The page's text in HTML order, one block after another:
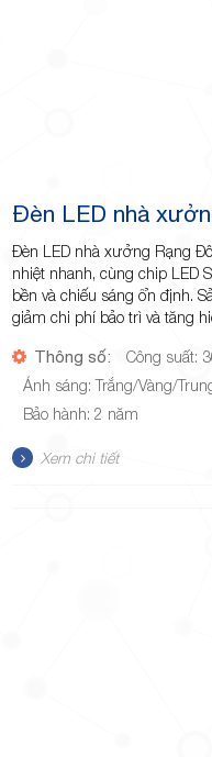
Đèn LED nhà
Đèn LED nhà xưởng Rạng
nhiệt nhanh, cùng chip LED
bền và chiếu sáng ổn định.
giảm chi phí bảo trì và tăng
Thông số:
Công suất:
Ánh sáng: Trắng/Vàng/
Bảo hành: 2 năm
Xem chi tiết